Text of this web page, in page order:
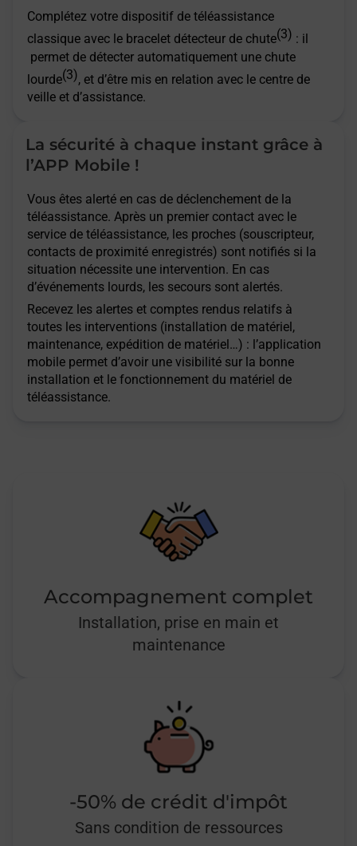
Complétez votre dispositif de téléassistance
classique avec le bracelet détecteur de chute(3) : il
permet de détecter automatiquement une chute
lourde(3), et d’être mis en relation avec le centre de
veille et d’assistance.
La sécurité à chaque instant grâce à
l’APP Mobile !
Vous êtes alerté en cas de déclenchement de la
téléassistance. Après un premier contact avec le
service de téléassistance, les proches (souscripteur,
contacts de proximité enregistrés) sont notifiés si la
situation nécessite une intervention. En cas
d’événements lourds, les secours sont alertés.
Recevez les alertes et comptes rendus relatifs à
toutes les interventions (installation de matériel,
maintenance, expédition de matériel…) : l’application
mobile permet d’avoir une visibilité sur la bonne
installation et le fonctionnement du matériel de
téléassistance.
Accompagnement complet
Installation, prise en main et
maintenance
-50% de crédit d'impôt
Sans condition de ressources